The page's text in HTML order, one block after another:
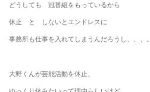
どうしても 冠番組をもっているから
休止 と しないとエンドレスに
事務所も仕事を入れてしまうんだろうし、、、。
大野くんが芸能活動を休止、